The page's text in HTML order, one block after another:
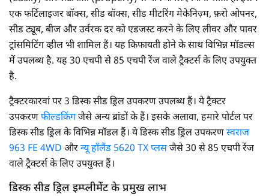
एक फर्टिलाइजर बॉक्स, सीड बॉक्स, सीड मीटरिंग मेकेनिज़्म, फ़रो ओपनर,
सीड ट्यूब, बीज और उर्वरक दर को एडजस्ट करने के लिए लीवर और पावर
ट्रांसमिटिंग व्हील भी शामिल हैं। यह किफायती होने के साथ विभिन्न मॉडल्स
में उपलब्ध है. यह 30 एचपी से 85 एचपी रेंज वाले ट्रैक्टर्स के लिए उपयुक्त
है.
ट्रैक्टरकारवां पर 3 डिस्क सीड ड्रिल उपकरण उपलब्ध हैं। ये ट्रैक्टर
उपकरणफील्डकिंगजैसे अन्य ब्रांडों के हैं। इसके अलावा, हमारे पोर्टल पर
डिस्क सीड ड्रिल के विभिन्न मॉडल हैं। ये डिस्क सीड ड्रिल उपकरणस्वराज
963 FE 4WD औरन्यू हॉलैंड 5620 TX प्लसजैसे 30 से 85 एचपी रेंज
वाले ट्रैक्टर्स के लिए उपयुक्त हैं।
डिस्क सीड ड्रिल इम्प्लीमेंट के प्रमुख लाभ